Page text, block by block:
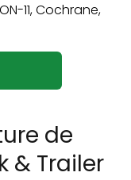
de
& Trailer